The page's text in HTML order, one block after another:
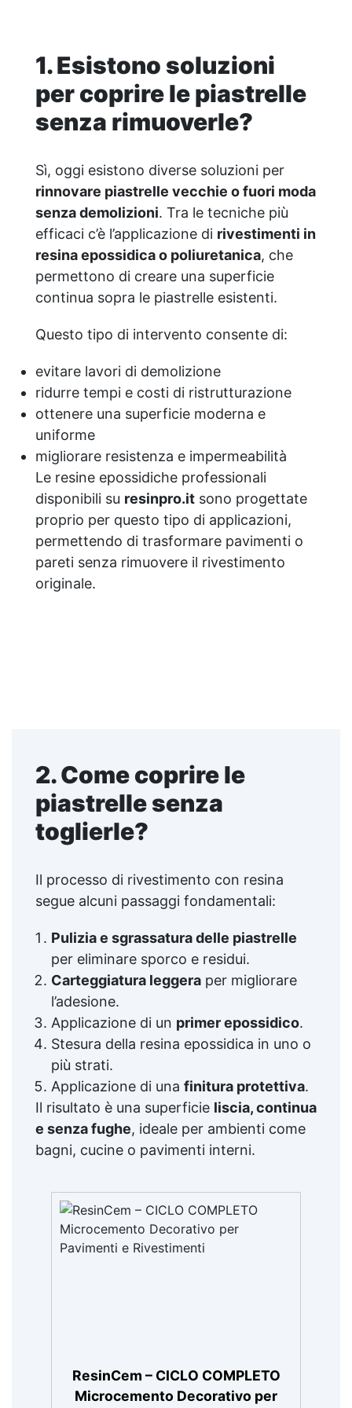
satinata. ✅ Personalizzabile: Disponibile in
kit per metrature da 2m² a 100m², con una
vasta gamma di pigmenti selezionabili.
1. Esistono soluzioni
per coprire le piastrelle
senza rimuoverle?
Sì, oggi esistono diverse soluzioni per
rinnovare piastrelle vecchie o fuori moda
senza demolizioni. Tra le tecniche più
efficaci c’è l’applicazione di rivestimenti in
resina epossidica o poliuretanica, che
permettono di creare una superficie
continua sopra le piastrelle esistenti.
Questo tipo di intervento consente di:
evitare lavori di demolizione
ridurre tempi e costi di ristrutturazione
ottenere una superficie moderna e
uniforme
migliorare resistenza e impermeabilità
Le resine epossidiche professionali
disponibili su resinpro.it sono progettate
proprio per questo tipo di applicazioni,
permettendo di trasformare pavimenti o
pareti senza rimuovere il rivestimento
originale.
2. Come coprire le
piastrelle senza
toglierle?
Il processo di rivestimento con resina
segue alcuni passaggi fondamentali:
Pulizia e sgrassatura delle piastrelle
per eliminare sporco e residui.
Carteggiatura leggera per migliorare
l’adesione.
Applicazione di un primer epossidico.
Stesura della resina epossidica in uno o
più strati.
Applicazione di una finitura protettiva.
Il risultato è una superficie liscia, continua
e senza fughe, ideale per ambienti come
bagni, cucine o pavimenti interni.
ResinCem – CICLO COMPLETO
Microcemento Decorativo per